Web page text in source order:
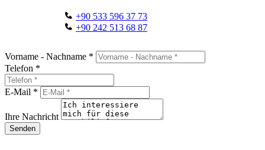
+90 533 596 37 73
+90 242 513 68 87
Vorname - Nachname *
Telefon *
E-Mail *
Ihre Nachricht
Senden